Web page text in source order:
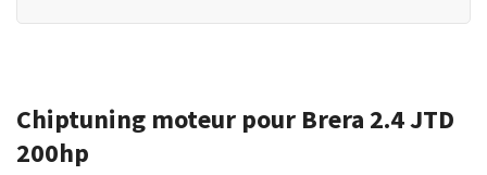
Chiptuning moteur pour Brera 2.4 JTD
200hp